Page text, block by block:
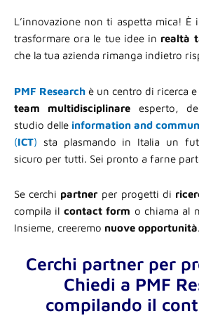
L’innovazione non ti aspetta mica! È
trasformare ora le tue idee in realtà
che la tua azienda rimanga indietro
PMF Research è un centro di ricerca
team multidisciplinare esperto,
studio delle information and
(ICT) sta plasmando in Italia un
sicuro per tutti. Sei pronto a farne
Se cerchi partnerper progetti di
compila il contact form o chiama al
Insieme, creeremo nuove opportunità.
Cerchi partner per
Chiedi a PMF
compilando il